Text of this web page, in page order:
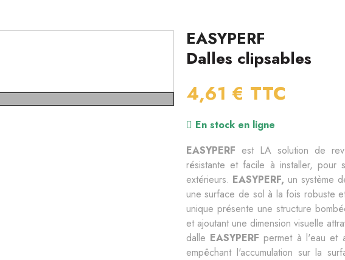
EASYPERF
Dalles clipsables
4,61 € TTC
En stock en ligne
EASYPERF est LA solution de
résistante et facile à installer, pour
extérieurs. EASYPERF, un système
une surface de sol à la fois robuste
unique présente une structure
et ajoutant une dimension visuelle
dalle EASYPERF permet à l'eau et
empêchant l'accumulation sur la